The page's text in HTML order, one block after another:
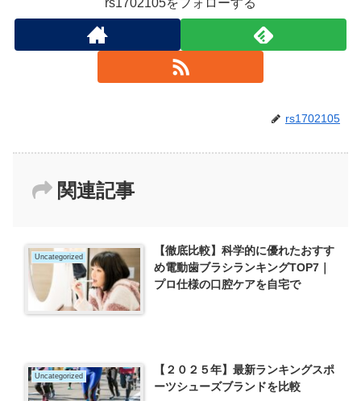
rs1702105をフォローする
rs1702105
関連記事
Uncategorized
【徹底比較】科学的に優れたおすす
め電動歯ブラシランキングTOP7｜
プロ仕様の口腔ケアを自宅で
Uncategorized
【２０２５年】最新ランキングスポ
ーツシューズブランドを比較